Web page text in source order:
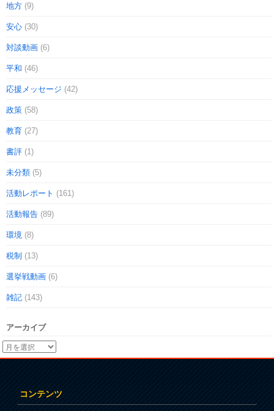
地方 (9)
安心 (30)
対談動画 (6)
平和 (46)
応援メッセージ (42)
政策 (58)
教育 (27)
書評 (1)
未分類 (5)
活動レポート (161)
活動報告 (89)
環境 (8)
税制 (13)
選挙戦動画 (6)
雑記 (143)
アーカイブ
コンテンツ